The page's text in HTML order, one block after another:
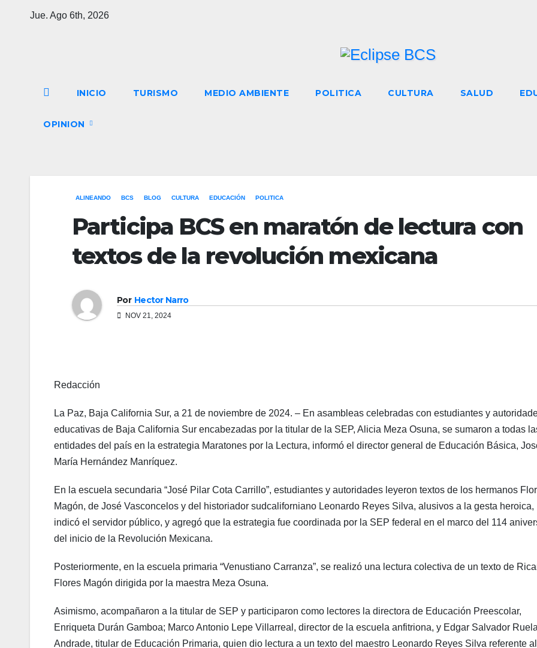
Jue. Ago 6th, 2026
INICIO TURISMO MEDIO AMBIENTE POLITICA CULTURA SALUD
OPINION
ALINEANDO BCS BLOG CULTURA EDUCACIÓN POLITICA
Participa BCS en maratón de lectura con
textos de la revolución mexicana
Por Hector Narro
NOV 21, 2024
Redacción
La Paz, Baja California Sur, a 21 de noviembre de 2024. – En asambleas celebradas con estudiantes y
educativas de Baja California Sur encabezadas por la titular de la SEP, Alicia Meza Osuna, se sumaron a todas
entidades del país en la estrategia Maratones por la Lectura, informó el director general de Educación Básica,
María Hernández Manríquez.
En la escuela secundaria “José Pilar Cota Carrillo”, estudiantes y autoridades leyeron textos de los hermanos
Magón, de José Vasconcelos y del historiador sudcaliforniano Leonardo Reyes Silva, alusivos a la gesta heroica,
indicó el servidor público, y agregó que la estrategia fue coordinada por la SEP federal en el marco del 114
del inicio de la Revolución Mexicana.
Posteriormente, en la escuela primaria “Venustiano Carranza”, se realizó una lectura colectiva de un texto de
Flores Magón dirigida por la maestra Meza Osuna.
Asimismo, acompañaron a la titular de SEP y participaron como lectores la directora de Educación Preescolar,
Enriqueta Durán Gamboa; Marco Antonio Lepe Villarreal, director de la escuela anfitriona, y Edgar Salvador
Andrade, titular de Educación Primaria, quien dio lectura a un texto del maestro Leonardo Reyes Silva referente al